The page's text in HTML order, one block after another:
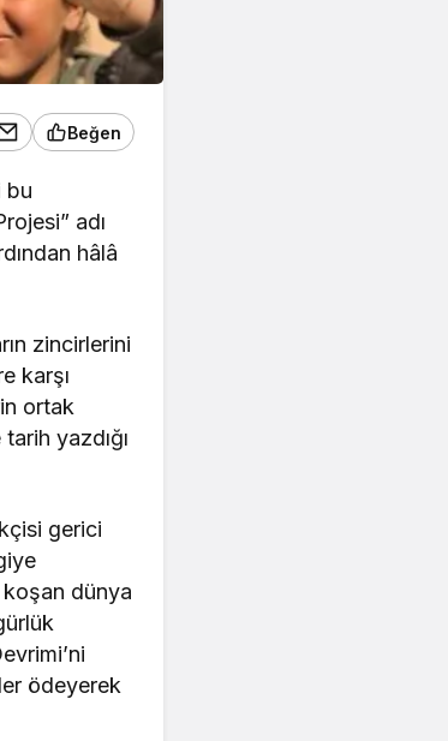
Beğen
bu
adı
hâlâ
zincirlerini
karşı
ortak
yazdığı
gerici
koşan dünya
ödeyerek